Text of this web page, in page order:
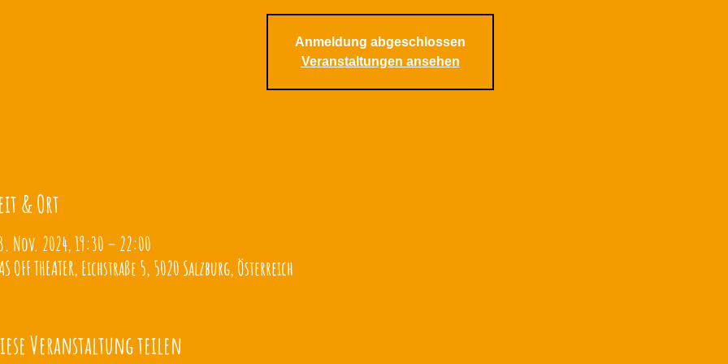
Anmeldung abgeschlossen
Veranstaltungen ansehen
& Ort
Nov. 2024, 19:30 – 22:00
OFF THEATER, Eichstraße 5, 5020 Salzburg, Österreich
Veranstaltung teilen